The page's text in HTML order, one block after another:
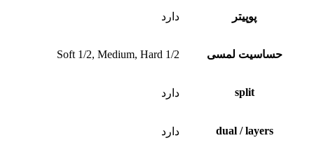
پوپیتر دارد
حساسیت لمسی Soft 1/2, Medium, Hard 1/2
split دارد
dual / layers دارد